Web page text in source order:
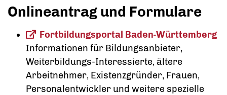
Onlineantrag und Formulare
Fortbildungsportal Baden-Württemberg
Informationen für Bildungsanbieter,
Weiterbildungs-Interessierte, ältere
Arbeitnehmer, Existenzgründer, Frauen,
Personalentwickler und weitere spezielle